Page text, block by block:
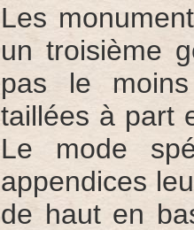
Les
un troisième
pas le
taillées à part
Le mode
appendices
de haut en